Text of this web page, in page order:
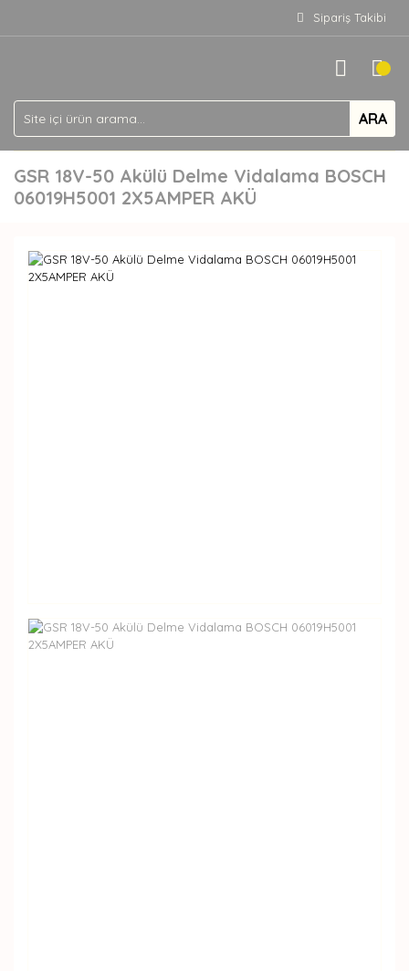
Sipariş Takibi
ARA
GSR 18V-50 Akülü Delme Vidalama BOSCH
06019H5001 2X5AMPER AKÜ